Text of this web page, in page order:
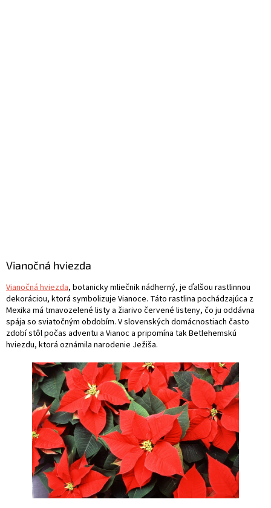
Vianočná hviezda
Vianočná hviezda, botanicky mliečnik nádherný, je ďalšou rastlinnou
dekoráciou, ktorá symbolizuje Vianoce. Táto rastlina pochádzajúca z
Mexika má tmavozelené listy a žiarivo červené listeny, čo ju oddávna
spája so sviatočným obdobím. V slovenských domácnostiach často
zdobí stôl počas adventu a Vianoc a pripomína tak Betlehemskú
hviezdu, ktorá oznámila narodenie Ježiša.